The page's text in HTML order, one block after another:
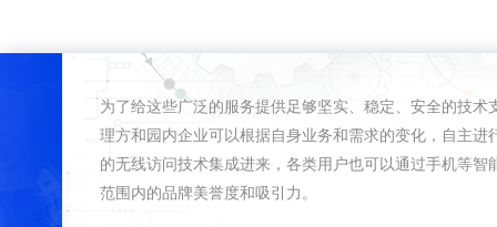
为了给这些广泛的服务提供足够坚实、稳定、安全的技
理方和园内企业可以根据自身业务和需求的变化，自主
的无线访问技术集成进来，各类用户也可以通过手机等
范围内的品牌美誉度和吸引力。